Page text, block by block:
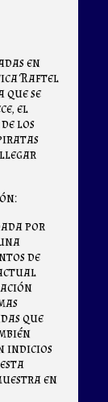
en
Raftel
que se
el
los
llegar
por
de
que
indicios
en